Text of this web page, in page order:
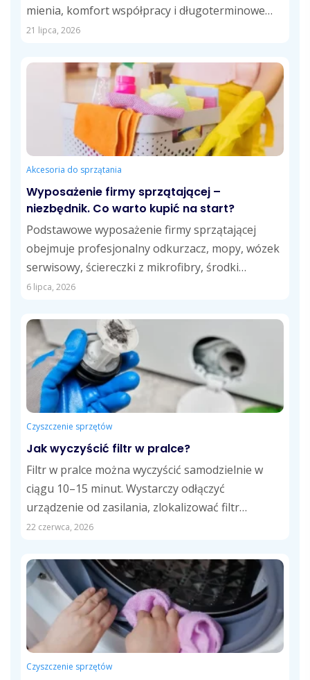
mienia, komfort współpracy i długoterminowe
koszty usług....
21 lipca, 2026
Akcesoria do sprzątania
Wyposażenie firmy sprzątającej –
niezbędnik. Co warto kupić na start?
Podstawowe wyposażenie firmy sprzątającej
obejmuje profesjonalny odkurzacz, mopy, wózek
serwisowy, ściereczki z mikrofibry, środki
czystości dostosowane do różnych powierzchni
6 lipca, 2026
Czyszczenie sprzętów
Jak wyczyścić filtr w pralce?
Filtr w pralce można wyczyścić samodzielnie w
ciągu 10–15 minut. Wystarczy odłączyć
urządzenie od zasilania, zlokalizować filtr
odpływowy, usunąć zalegające...
22 czerwca, 2026
Czyszczenie sprzętów